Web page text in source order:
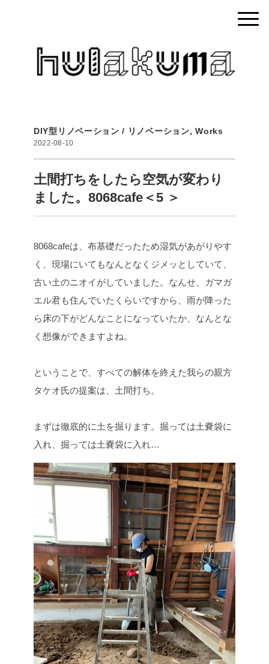
DIY型リノベーション / リノベーション,Works
2022-08-10
土間打ちをしたら空気が変わり
ました。8068cafe＜5 ＞
8068cafeは、布基礎だったため湿気があがりやす
く、現場にいてもなんとなくジメッとしていて、
古い土のニオイがしていました。なんせ、ガマガ
エル君も住んでいたくらいですから、雨が降った
ら床の下がどんなことになっていたか、なんとな
く想像ができますよね。
ということで、すべての解体を終えた我らの親方
タケオ氏の提案は、土間打ち。
まずは徹底的に土を掘ります。掘っては土嚢袋に
入れ、掘っては土嚢袋に入れ…